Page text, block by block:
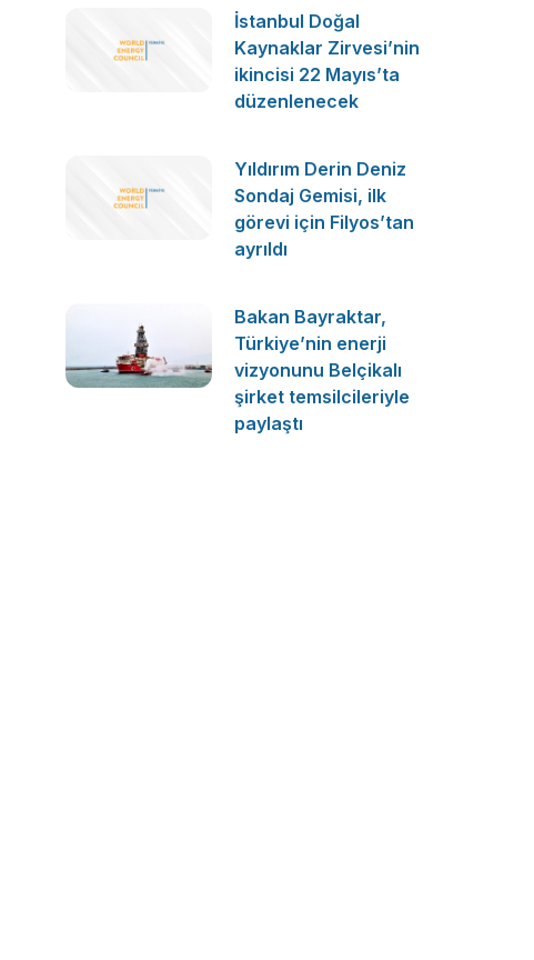
İstanbul Doğal
Kaynaklar Zirvesi’nin
ikincisi 22 Mayıs’ta
düzenlenecek
Yıldırım Derin Deniz
Sondaj Gemisi, ilk
görevi için Filyos’tan
ayrıldı
Bakan Bayraktar,
Türkiye’nin enerji
vizyonunu Belçikalı
şirket temsilcileriyle
paylaştı